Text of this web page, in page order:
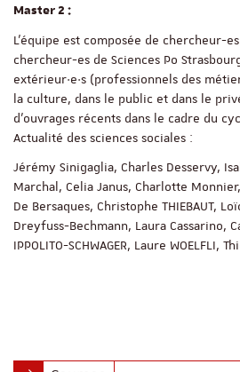
Master 2 :
L’équipe est composée de chercheur-es
chercheur-es de Sciences Po
extérieur·e·s (professionnels des
la culture, dans le public et dans le
d’ouvrages récents dans le cadre du
Actualité des sciences sociales :
Jérémy Sinigaglia, Charles Desservy,
Marchal, Celia Janus, Charlotte
De Bersaques, Christophe THIEBAUT,
Dreyfuss-Bechmann, Laura Cassarino,
IPPOLITO-SCHWAGER, Laure WOELFLI,